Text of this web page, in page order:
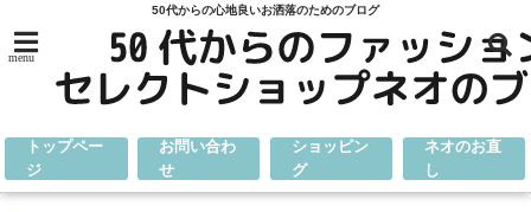
50代からの心地良いお洒落のためのブログ
menu
トップペー
ジ
お問い合わ
せ
ショッピン
グ
ネオのお直
し